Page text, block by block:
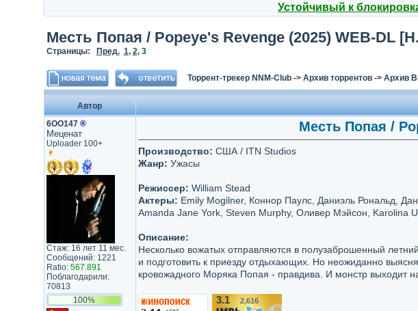
Устойчивый к
Месть Попая / Popeye's Revenge (2025) WEB-DL
Страницы: Пред. 1, 2, 3
Торрент-трекер NNM-Club-> Архив торрентов-> Архив
Автор
6ОО147 ®
Меценат
Uploader 100+
Стаж: 16 лет 11 мес.
Сообщений: 1221
Ratio: 567.891
Поблагодарили:
70813
100%
Месть Попая /
Производство: США / ITN Studios
Жанр: Ужасы
Режиссер: William Stead
Актеры: Emily Mogilner, Коннор Паулс, Даниэль Рональд,
Amanda Jane York, Steven Murphy, Оливер Мэйсон, Karolina
Описание:
Несколько вожатых отправляются в полузаброшенный
и подготовить к приезду отдыхающих. Но неожиданно
кровожадного Моряка Попая - правдива. И монстр выходит на
3.1/10 2,616